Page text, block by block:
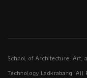
School of Architecture, Art,
Technology Ladkrabang. All